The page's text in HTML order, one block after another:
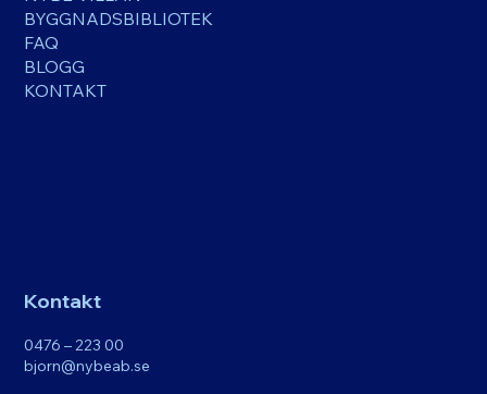
BYGGNADSBIBLIOTEK
FAQ
BLOGG
KONTAKT
Kontakt
0476 – 223 00
bjorn@nybeab.se